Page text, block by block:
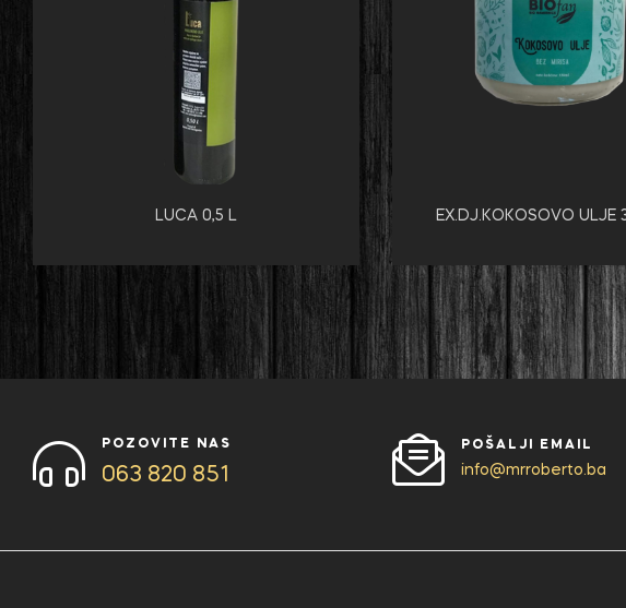
LUCA 0,5 L EX.DJ.KOKOSOVO ULJE
POZOVITE NAS
063 820 851
POŠALJI EMAIL
info@mrroberto.ba